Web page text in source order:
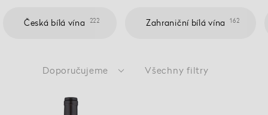
Česká bílá vína 222 Zahraniční bílá vína 162
Doporučujeme Všechny filtry